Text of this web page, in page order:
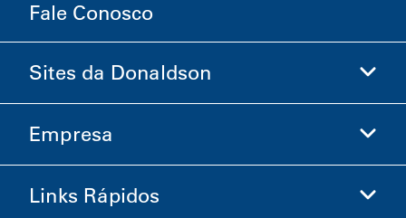
Fale Conosco
Sites da Donaldson
Donaldson Life Sciences
Empresa
Informações sobre a Empresa
Links Rápidos